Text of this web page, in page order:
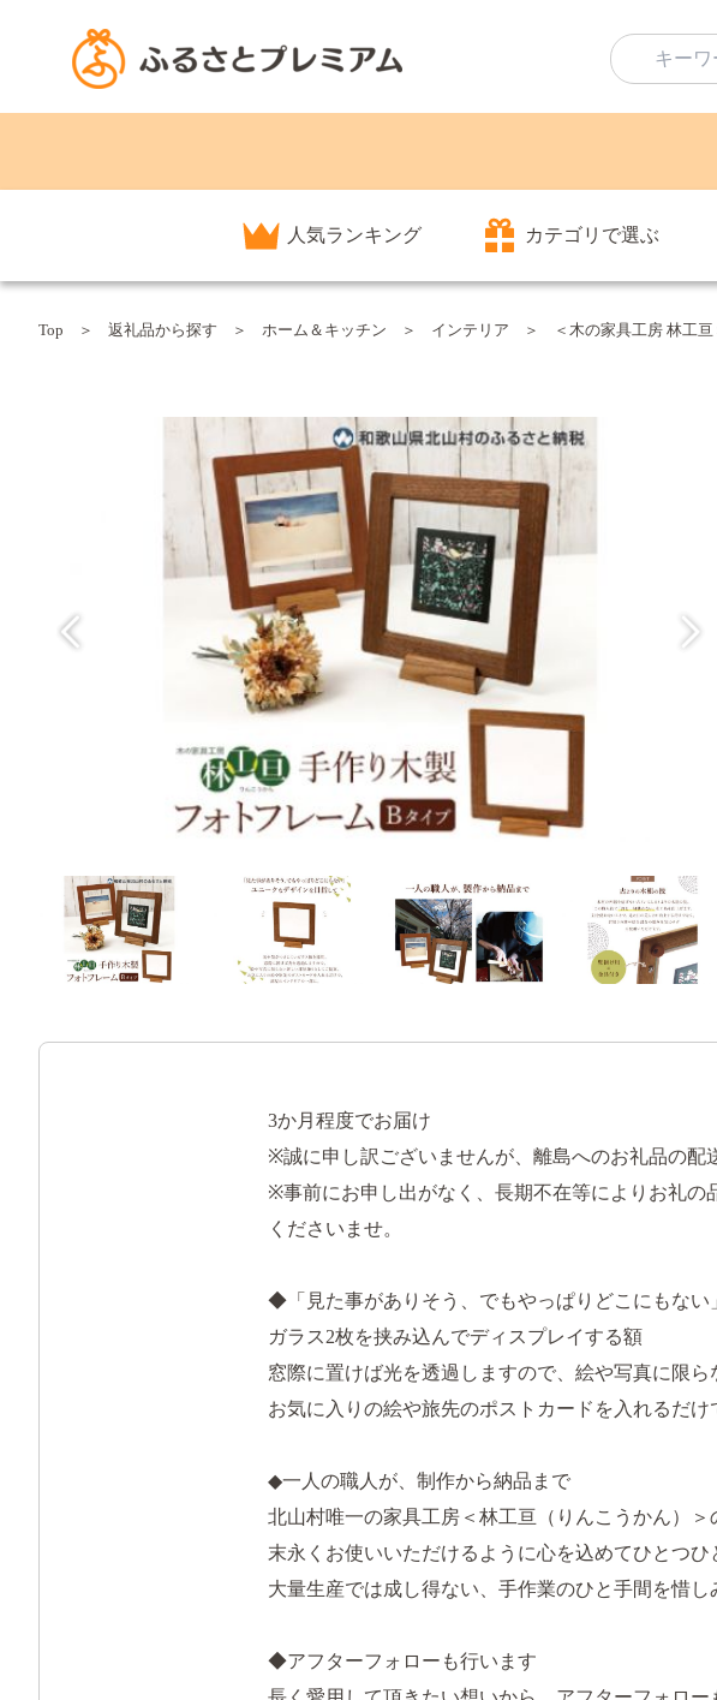
人気ランキング カテゴリで選ぶ
Top 返礼品から探す ホーム＆キッチン インテリア ＜木の家具工房 林工
3か月程度でお届け
※誠に申し訳ございませんが、離島へのお礼品の配
※事前にお申し出がなく、長期不在等によりお礼
くださいませ。
◆「見た事がありそう、でもやっぱりどこにもない
ガラス2枚を挟み込んでディスプレイする額
窓際に置けば光を透過しますので、絵や写真に限ら
お気に入りの絵や旅先のポストカードを入れるだけ
◆一人の職人が、制作から納品まで
北山村唯一の家具工房＜林工亘（りんこうかん）＞
末永くお使いいただけるように心を込めてひとつひ
大量生産では成し得ない、手作業のひと手間を惜し
◆アフターフォローも行います